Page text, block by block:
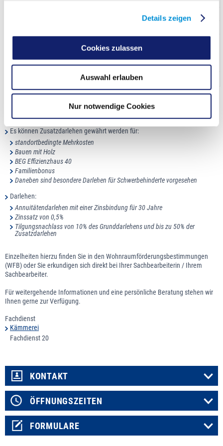
Details zeigen
Cookies zulassen
Auswahl erlauben
Nur notwendige Cookies
85.000,00 €
Schwerbehinderung)
Für die dem Kreis Recklinghausen angehörigen Städte gilt entsprechend
Es können Zusatzdarlehen gewährt werden für:
standortbedingte Mehrkosten
Bauen mit Holz
BEG Effizienzhaus 40
Familienbonus
Daneben sind besondere Darlehen für Schwerbehinderte vorgesehen
Darlehen:
Annuitätendarlehen mit einer Zinsbindung für 30 Jahre
Zinssatz von 0,5%
Tilgungsnachlass von 10% des Grunddarlehens und bis zu 50% der
Zusatzdarlehen
Einzelheiten hierzu finden Sie in den Wohnraumförderungsbestimmungen
(WFB) oder Sie erkundigen sich direkt bei Ihrer Sachbearbeiterin / Ihrem
Sachbearbeiter.
Für weitergehende Informationen und eine persönliche Beratung stehen wir
Ihnen gerne zur Verfügung.
Fachdienst
Kämmerei
Fachdienst 20
KONTAKT
ÖFFNUNGSZEITEN
FORMULARE